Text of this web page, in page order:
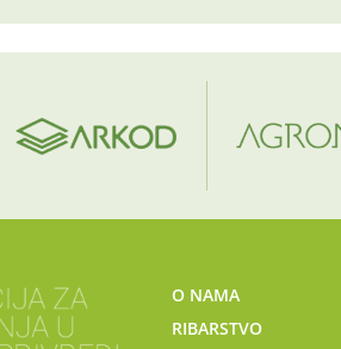
O NAMA
RIBARSTVO